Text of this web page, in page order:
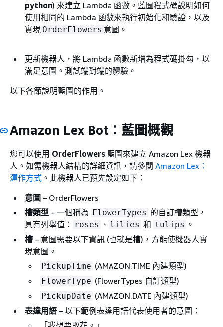
python) 來建立 Lambda 函數。藍圖程式碼說明如何
使用相同的 Lambda 函數來執行初始化和驗證，以及
實現 OrderFlowers 意圖。
更新機器人，將 Lambda 函數新增為程式碼掛勾，以
滿足意圖。測試端對端的體驗。
以下各節說明藍圖的作用。
Amazon Lex Bot：藍圖概觀
您可以使用 OrderFlowers 藍圖來建立 Amazon Lex 機器
人。如需機器人結構的詳細資訊，請參閱 Amazon Lex：
運作方式 。此機器人已預先設定如下：
意圖 – OrderFlowers
槽類型 – 一個稱為 FlowerTypes 的自訂槽類型，
具有列舉值：
roses 、 lilies 和 tulips 。
槽 – 意圖需要以下資訊 (也就是槽)，方能使機器人實
現意圖。
PickupTime (AMAZON.TIME 內建類型)
FlowerType (FlowerTypes 自訂類型)
PickupDate (AMAZON.DATE 內建類型)
表達用語 – 以下範例表達用語代表使用者的意圖：
「我想要取花。」